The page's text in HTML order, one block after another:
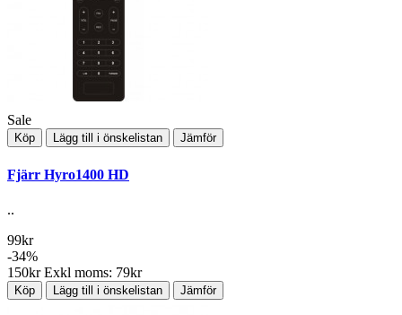
Sale
Köp Lägg till i önskelistan Jämför
Fjärr Hyro1400 HD
..
99kr
-34%
150kr Exkl moms: 79kr
Köp Lägg till i önskelistan Jämför